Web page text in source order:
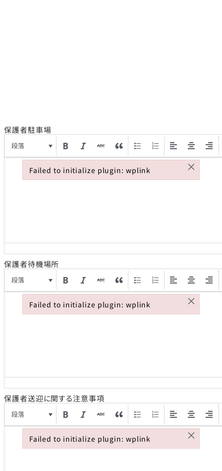
保護者駐車場
段落
保護者待機場所
段落
保護者送迎に関する注意事項
段落
Failed to initialize plugin: wplink ×
Failed to initialize plugin: wplink
Failed to initialize plugin: wplink ×
Failed to initialize plugin: wplink
Failed to initialize plugin: wplink ×
Failed to initialize plugin: wplink